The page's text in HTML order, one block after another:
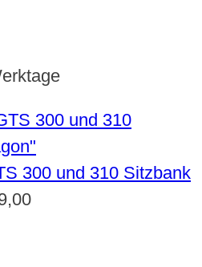
300 und 310 Sitzbank